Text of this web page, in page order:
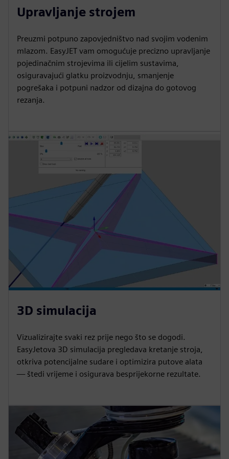
Upravljanje strojem
Preuzmi potpuno zapovjedništvo nad svojim vodenim
mlazom. EasyJET vam omogućuje precizno upravljanje
pojedinačnim strojevima ili cijelim sustavima,
osiguravajući glatku proizvodnju, smanjenje
pogrešaka i potpuni nadzor od dizajna do gotovog
rezanja.
3D simulacija
Vizualizirajte svaki rez prije nego što se dogodi.
EasyJetova 3D simulacija pregledava kretanje stroja,
otkriva potencijalne sudare i optimizira putove alata
— štedi vrijeme i osigurava besprijekorne rezultate.